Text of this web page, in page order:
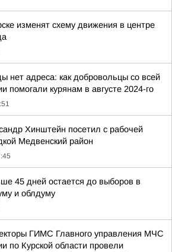
изменят схему движения в центре
нет адреса: как добровольцы со всей
помогали курянам в августе 2024-го
Хинштейн посетил с рабочей
Медвенский район
45 дней остается до выборов в
и облдуму
ГИМС Главного управления МЧС
по Курской области провели